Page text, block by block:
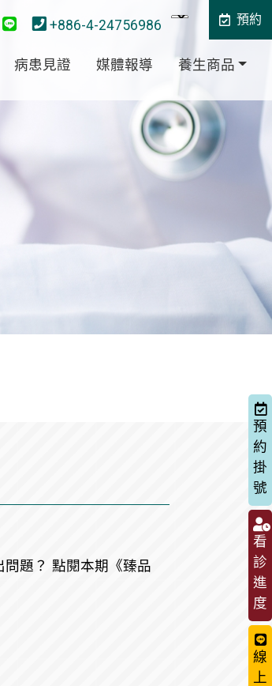
預約
+886-4-24756986
病患見證 媒體報導 養生商品
預
約
掛
號
看
診
進
度
線
上
題？ 點閱本期《臻品